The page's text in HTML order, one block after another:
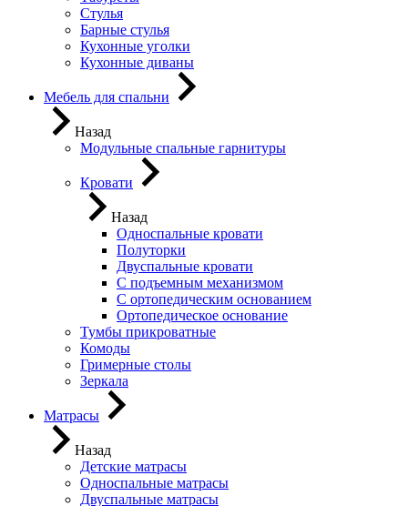
Стулья
Барные стулья
Кухонные уголки
Кухонные диваны
Мебель для спальни
Назад
Модульные спальные гарнитуры
Кровати
Назад
Односпальные кровати
Полуторки
Двуспальные кровати
С подъемным механизмом
С ортопедическим основанием
Ортопедическое основание
Тумбы прикроватные
Комоды
Гримерные столы
Зеркала
Матрасы
Назад
Детские матрасы
Односпальные матрасы
Двуспальные матрасы